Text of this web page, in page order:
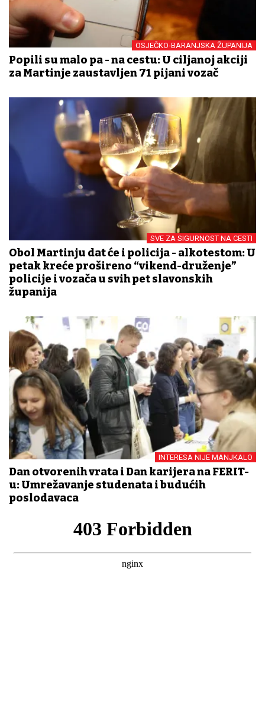
OSJEČKO-BARANJSKA ŽUPANIJA
Popili su malo pa - na cestu: U ciljanoj akciji
za Martinje zaustavljen 71 pijani vozač
SVE ZA SIGURNOST NA CESTI
Obol Martinju dat će i policija - alkotestom: U
petak kreće prošireno “vikend-druženje”
policije i vozača u svih pet slavonskih
županija
INTERESA NIJE MANJKALO
Dan otvorenih vrata i Dan karijera na FERIT-
u: Umrežavanje studenata i budućih
poslodavaca